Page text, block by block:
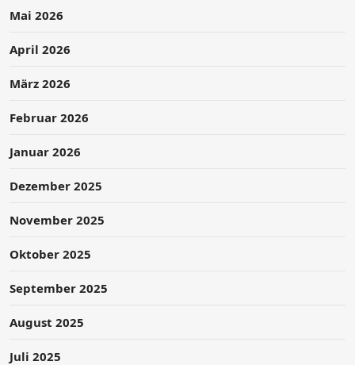
Mai 2026
April 2026
März 2026
Februar 2026
Januar 2026
Dezember 2025
November 2025
Oktober 2025
September 2025
August 2025
Juli 2025